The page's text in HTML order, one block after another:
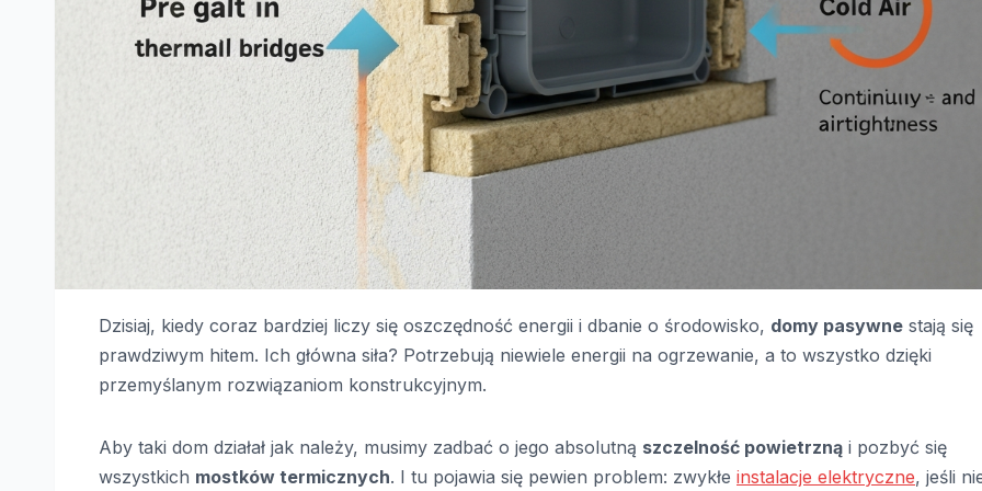
Dzisiaj, kiedy coraz bardziej liczy się oszczędność energii i dbanie o środowisko, domy pasywne stają się
prawdziwym hitem. Ich główna siła? Potrzebują niewiele energii na ogrzewanie, a to wszystko dzięki
przemyślanym rozwiązaniom konstrukcyjnym.
Aby taki dom działał jak należy, musimy zadbać o jego absolutną szczelność powietrzną i pozbyć się
wszystkich mostków termicznych. I tu pojawia się pewien problem: zwykłe instalacje elektryczne, jeśli